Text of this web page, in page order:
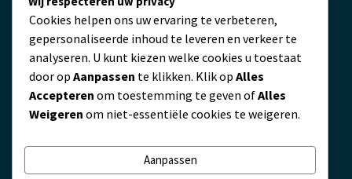
Contact
servicio@zmscable.es
+86-371-67829333
+86 17303836349
Plaza de Kaixuan, Zhengzhou, China
Cookies helpen ons uw ervaring te verbeteren,
gepersonaliseerde inhoud te leveren en verkeer te
analyseren. U kunt kiezen welke cookies u toestaat
door op Aanpassen te klikken. Klik op Alles
Accepteren om toestemming te geven ofAlles
Weigeren om niet-essentiële cookies te weigeren.
Aanpassen